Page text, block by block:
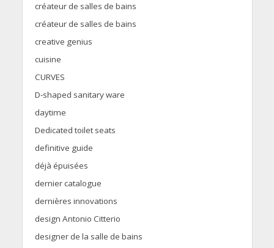
créateur de salles de bains
créateur de salles de bains
creative genius
cuisine
CURVES
D-shaped sanitary ware
daytime
Dedicated toilet seats
definitive guide
déjà épuisées
dernier catalogue
dernières innovations
design Antonio Citterio
designer de la salle de bains